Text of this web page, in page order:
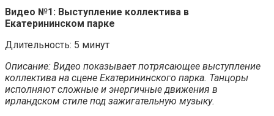
Видео №1: Выступление коллектива в
Екатерининском парке
Длительность: 5 минут
Описание: Видео показывает потрясающее выступление
коллектива на сцене Екатерининского парка. Танцоры
исполняют сложные и энергичные движения в
ирландском стиле под зажигательную музыку.